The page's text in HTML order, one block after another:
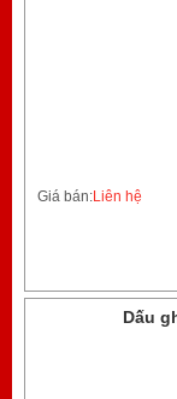
Giá bán:Liên hệ
Dấu